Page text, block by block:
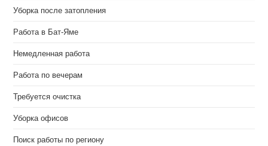
Уборка после затопления
Работа в Бат-Яме
Немедленная работа
Работа по вечерам
Требуется очистка
Уборка офисов
Поиск работы по региону